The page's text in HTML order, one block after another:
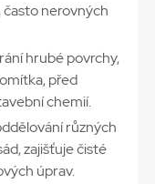
nerovných
hrubé povrchy,
před
chemií.
různých
zajišťuje čisté
úprav.